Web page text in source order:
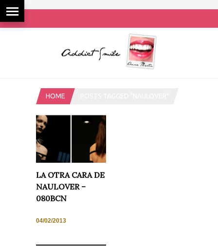
HOME
LA OTRA CARA DE
NAULOVER –
080BCN
04/02/2013